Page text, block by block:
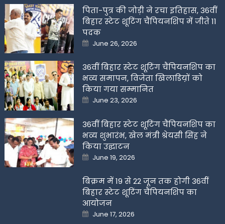
पिता-पुत्र की जोड़ी ने रचा इतिहास, 36वीं
बिहार स्टेट शूटिंग चैंपियनशिप में जीते 11
पदक
Posted
on
June 26, 2026
36वीं बिहार स्टेट शूटिंग चैंपियनशिप का
भव्य समापन, विजेता खिलाडिय़ों को
किया गया सम्मानित
Posted
on
June 23, 2026
36वीं बिहार स्टेट शूटिंग चैंपियनशिप का
भव्य शुभारंभ, खेल मंत्री श्रेयसी सिंह ने
किया उद्घाटन
Posted
on
June 19, 2026
बिक्रम में 19 से 22 जून तक होगी 36वीं
बिहार स्टेट शूटिंग चैंपियनशिप का
आयोजन
Posted
on
June 17, 2026